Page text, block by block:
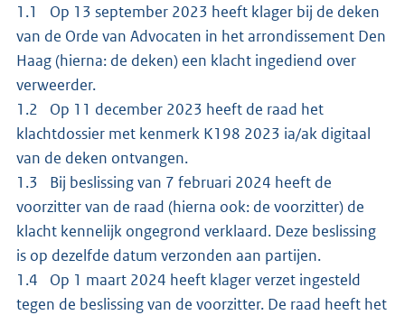
1.1 Op 13 september 2023 heeft klager bij de deken
van de Orde van Advocaten in het arrondissement Den
Haag (hierna: de deken) een klacht ingediend over
verweerder.
1.2 Op 11 december 2023 heeft de raad het
klachtdossier met kenmerk K198 2023 ia/ak digitaal
van de deken ontvangen.
1.3 Bij beslissing van 7 februari 2024 heeft de
voorzitter van de raad (hierna ook: de voorzitter) de
klacht kennelijk ongegrond verklaard. Deze beslissing
is op dezelfde datum verzonden aan partijen.
1.4 Op 1 maart 2024 heeft klager verzet ingesteld
tegen de beslissing van de voorzitter. De raad heeft het